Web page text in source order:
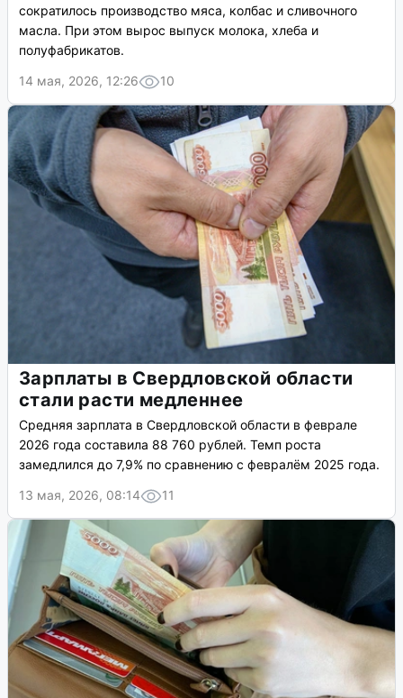
сократилось производство мяса, колбас и сливочного
масла. При этом вырос выпуск молока, хлеба и
полуфабрикатов.
14 мая, 2026, 12:26
10
Зарплаты в Свердловской области
стали расти медленнее
Средняя зарплата в Свердловской области в феврале
2026 года составила 88 760 рублей. Темп роста
замедлился до 7,9% по сравнению с февралём 2025 года.
13 мая, 2026, 08:14
11